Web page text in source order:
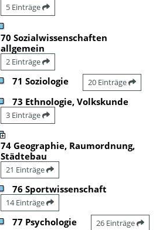
5 Einträge
70 Sozialwissenschaften
allgemein
2 Einträge
71 Soziologie 20 Einträge
73 Ethnologie, Volkskunde
3 Einträge
74 Geographie, Raumordnung,
Städtebau
21 Einträge
76 Sportwissenschaft
14 Einträge
77 Psychologie 26 Einträge